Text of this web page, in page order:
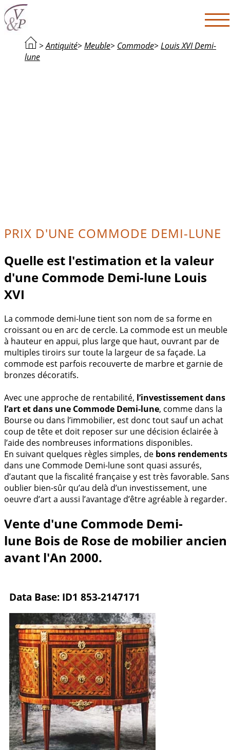
>Antiquité> Meuble> Commode> Louis XVI Demi-
lune
PRIX D'UNE COMMODE DEMI-LUNE
Quelle est l'estimation et la valeur
d'une Commode Demi-lune Louis
XVI
La commode demi-lune tient son nom de sa forme en
croissant ou en arc de cercle. La commode est un meuble
à hauteur en appui, plus large que haut, ouvrant par de
multiples tiroirs sur toute la largeur de sa façade. La
commode est parfois recouverte de marbre et garnie de
bronzes décoratifs.
Avec une approche de rentabilité, l’investissement dans
l’art et dans une Commode Demi-lune, comme dans la
Bourse ou dans l’immobilier, est donc tout sauf un achat
coup de tête et doit reposer sur une décision éclairée à
l’aide des nombreuses informations disponibles.
En suivant quelques règles simples, de bons rendements
dans une Commode Demi-lune sont quasi assurés,
d’autant que la fiscalité française y est très favorable. Sans
oublier bien-sûr qu’au delà d’un investissement, une
oeuvre d’art a aussi l’avantage d’être agréable à regarder.
Vente d'une Commode Demi-
lune Bois de Rose de mobilier ancien
avant l'An 2000.
Data Base: ID1 853-2147171